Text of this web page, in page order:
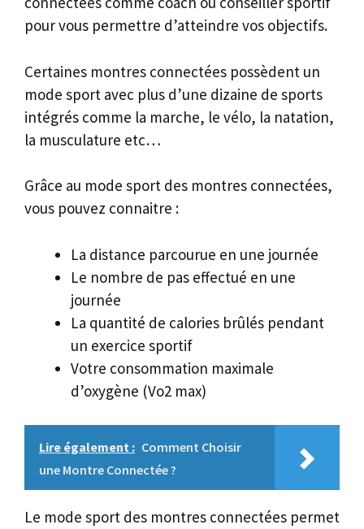
pour vous permettre d’atteindre vos objectifs.
Certaines montres connectées possèdent un
mode sport avec plus d’une dizaine de sports
intégrés comme la marche, le vélo, la natation,
la musculature etc…
Grâce au mode sport des montres connectées,
vous pouvez connaitre :
La distance parcourue en une journée
Le nombre de pas effectué en une
journée
La quantité de calories brûlés pendant
un exercice sportif
Votre consommation maximale
d’oxygène (Vo2 max)
Lire également : Comment Choisir
une Montre Connectée ?
Le mode sport des montres connectées permet